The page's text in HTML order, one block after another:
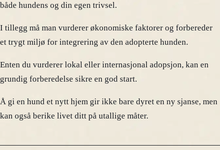
både hundens og din egen trivsel.
I tillegg må man vurderer økonomiske faktorer og forbereder
et trygt miljø for integrering av den adopterte hunden.
Enten du vurderer lokal eller internasjonal adopsjon, kan en
grundig forberedelse sikre en god start.
Å gi en hund et nytt hjem gir ikke bare dyret en ny sjanse, men
kan også berike livet ditt på utallige måter.